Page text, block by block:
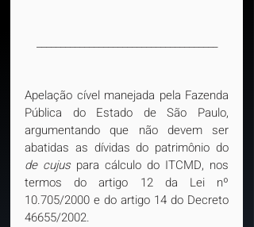
______________________________________
Apelação cível manejada pela Fazenda
Pública do Estado de São Paulo,
argumentando que não devem ser
de cujus para cálculo do ITCMD, nos
termos do artigo 12 da Lei nº
10.705/2000 e do artigo 14 do Decreto
46655/2002.